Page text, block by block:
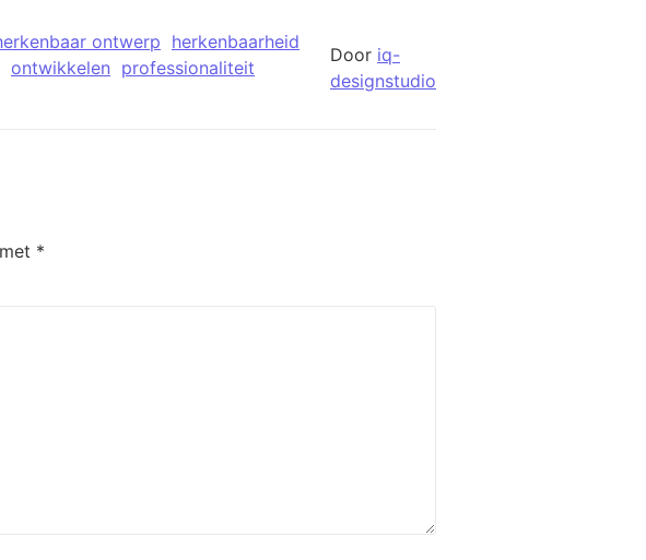
ontwerp herkenbaarheid
ontwikkelen professionaliteit
Door iq-
designstudio
*